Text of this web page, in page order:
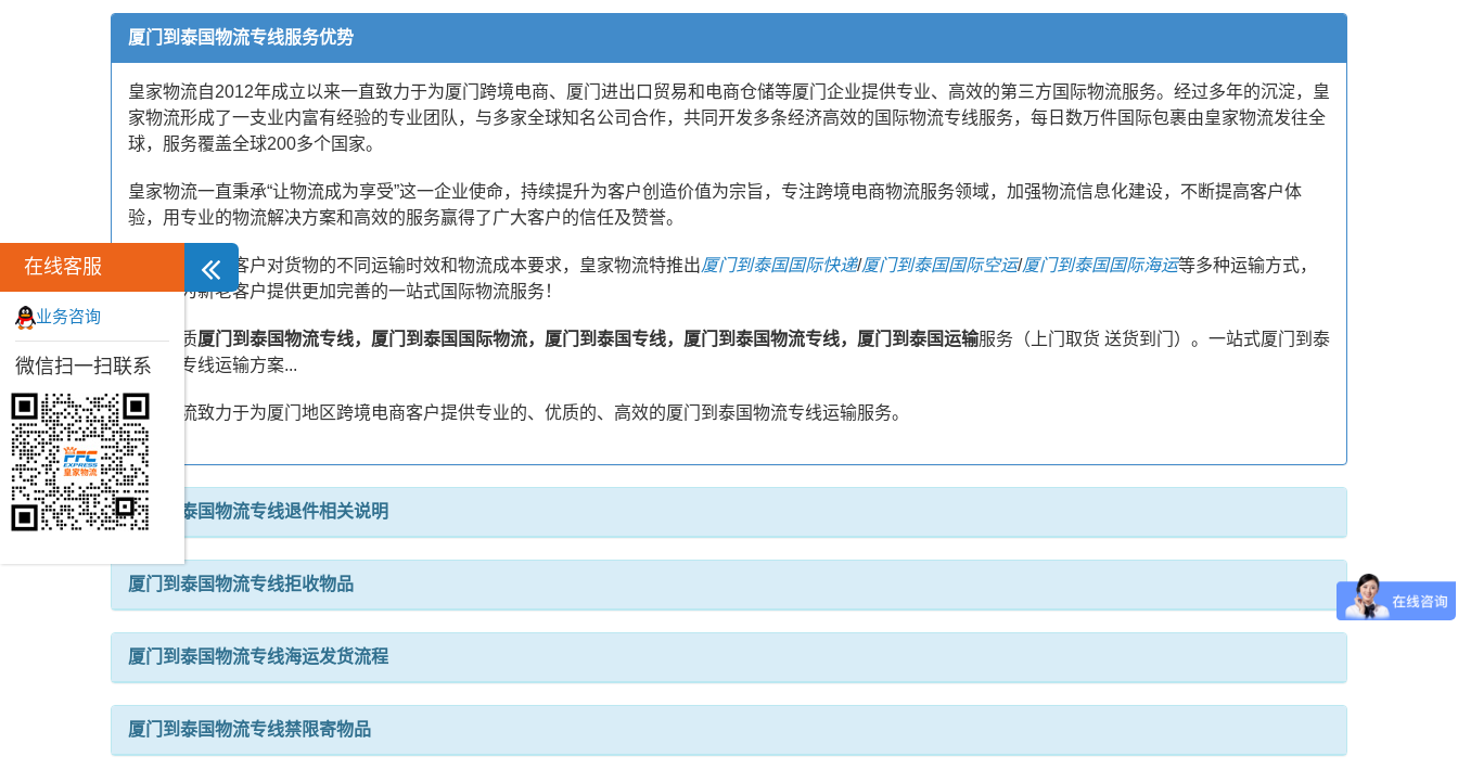
厦门到泰国物流专线服务优势
皇家物流自2012年成立以来一直致力于为厦门跨境电商、厦门进出口贸易和电商仓储等厦门企业提供专业、高效的第三方国际物流服务。经过多年的沉淀，皇
家物流形成了一支业内富有经验的专业团队，与多家全球知名公司合作，共同开发多条经济高效的国际物流专线服务，每日数万件国际包裹由皇家物流发往全
球，服务覆盖全球200多个国家。
皇家物流一直秉承“让物流成为享受”这一企业使命，持续提升为客户创造价值为宗旨，专注跨境电商物流服务领域，加强物流信息化建设，不断提高客户体
验，用专业的物流解决方案和高效的服务赢得了广大客户的信任及赞誉。
为了方便广大客户对货物的不同运输时效和物流成本要求，皇家物流特推出厦门到泰国国际快递/厦门到泰国国际空运/厦门到泰国国际海运等多种运输方式，
以此来为新老客户提供更加完善的一站式国际物流服务！
皇家品质厦门到泰国物流专线，厦门到泰国国际物流，厦门到泰国专线，厦门到泰国物流专线，厦门到泰国运输服务（上门取货 送货到门）。一站式厦门到泰
国物流专线运输方案...
皇家物流致力于为厦门地区跨境电商客户提供专业的、优质的、高效的厦门到泰国物流专线运输服务。
厦门到泰国物流专线退件相关说明
厦门到泰国物流专线拒收物品
厦门到泰国物流专线海运发货流程
厦门到泰国物流专线禁限寄物品
在线客服
业务咨询
微信扫一扫联系